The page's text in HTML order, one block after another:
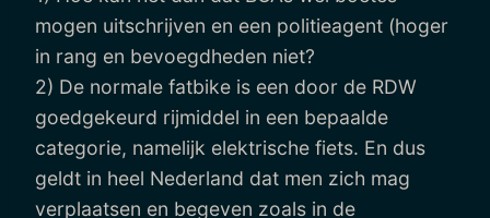
mogen uitschrijven en een politieagent (hoger
in rang en bevoegdheden niet?
2) De normale fatbike is een door de RDW
goedgekeurd rijmiddel in een bepaalde
categorie, namelijk elektrische fiets. En dus
geldt in heel Nederland dat men zich mag
verplaatsen en begeven zoals in de